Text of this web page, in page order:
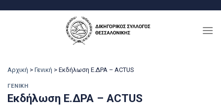
Αρχική > Γενική > Εκδήλωση Ε.ΔΡΑ – ACTUS
ΓΕΝΙΚΉ
Εκδήλωση Ε.ΔΡΑ – ACTUS